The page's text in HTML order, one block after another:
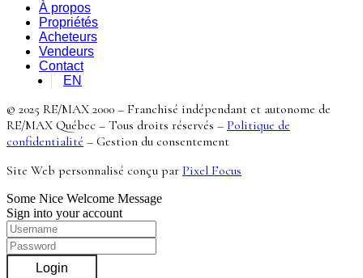
À propos
Propriétés
Acheteurs
Vendeurs
Contact
EN
© 2025 RE/MAX 2000 – Franchisé indépendant et autonome de
RE/MAX Québec – Tous droits réservés – Politique de
confidentialité – Gestion du consentement
Site Web personnalisé conçu par Pixel Focus
Some Nice Welcome Message
Sign into your account
Login